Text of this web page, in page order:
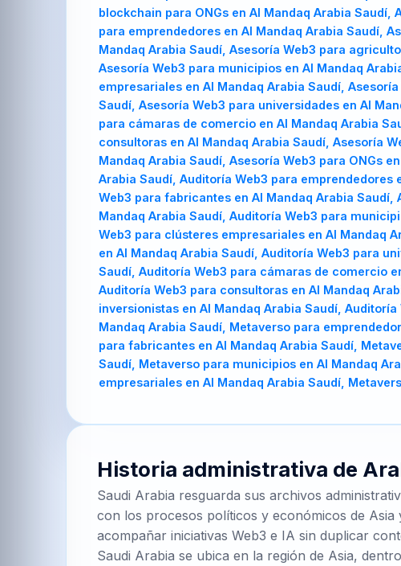
Historia administrativa de
Saudi Arabia resguarda sus archivos
con los procesos políticos y económicos de
acompañar iniciativas Web3 e IA sin duplicar
Saudi Arabia se ubica en la región de Asia,